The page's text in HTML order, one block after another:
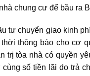
chung cư để bầu ra
tư chuyển giao kinh
thông báo cho cơ
tòa nhà có quyền
số tiền lãi do trả